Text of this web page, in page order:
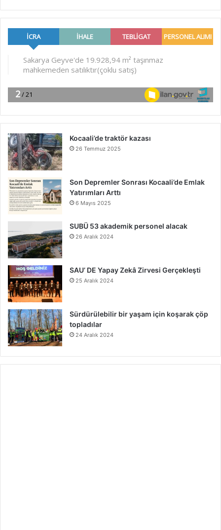
Kocaali’de traktör kazası
26 Temmuz 2025
Son Depremler Sonrası Kocaali’de Emlak
Yatırımları Arttı
6 Mayıs 2025
SUBÜ 53 akademik personel alacak
26 Aralık 2024
SAU’ DE Yapay Zekâ Zirvesi Gerçekleşti
25 Aralık 2024
Sürdürülebilir bir yaşam için koşarak çöp
topladılar
24 Aralık 2024